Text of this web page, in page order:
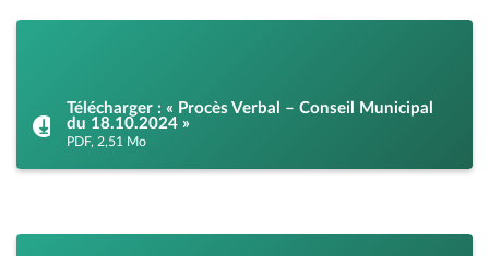
Télécharger : « Procès Verbal – Conseil Municipal
du 18.10.2024 »
PDF, 2,51 Mo